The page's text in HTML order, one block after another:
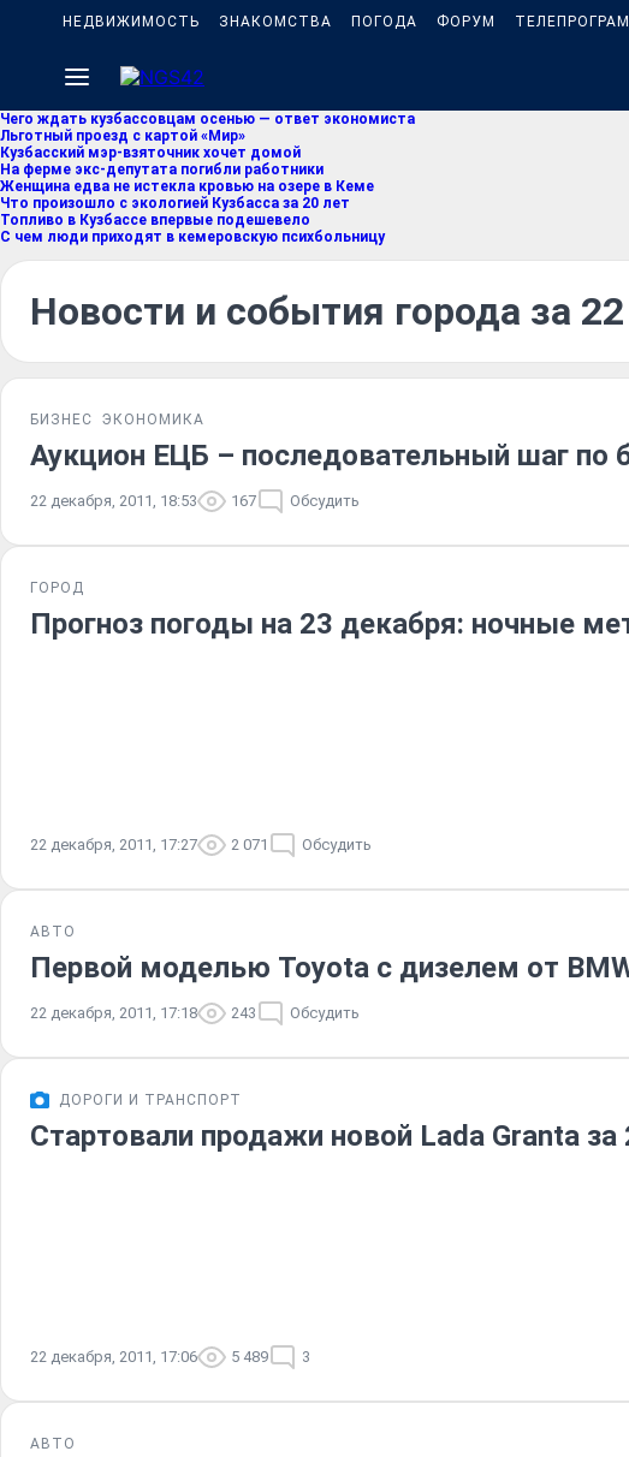
НЕДВИЖИМОСТЬ ЗНАКОМСТВА ПОГОДА ФОРУМ
Чего ждать кузбассовцам осенью — ответ экономиста
Льготный проезд с картой «Мир»
Кузбасский мэр-взяточник хочет домой
На ферме экс-депутата погибли работники
Женщина едва не истекла кровью на озере в Кеме
Что произошло с экологией Кузбасса за 20 лет
Топливо в Кузбассе впервые подешевело
С чем люди приходят в кемеровскую психбольницу
Новости и события города за
БИЗНЕС ЭКОНОМИКА
Аукцион ЕЦБ – последовательный шаг по
22 декабря, 2011, 18:53 167 Обсудить
ГОРОД
Прогноз погоды на 23 декабря: ночные
22 декабря, 2011, 17:27 2 071 Обсудить
АВТО
Первой моделью Toyota с дизелем от
22 декабря, 2011, 17:18 243 Обсудить
ДОРОГИ И ТРАНСПОРТ
Стартовали продажи новой Lada Granta
22 декабря, 2011, 17:06 5 489 3
АВТО